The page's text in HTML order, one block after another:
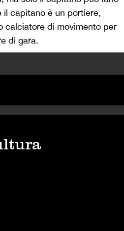
il capitano è un portiere,
calciatore di movimento per
di gara.